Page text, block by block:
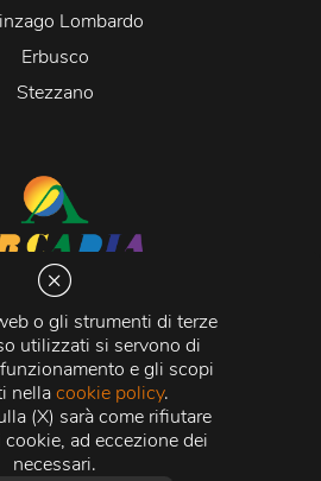
o gli strumenti di terze
utilizzati si servono di
e gli scopi
nellacookie policy.
(X) sarà come rifiutare
ad eccezione dei
necessari.
Lombardo
Erbusco
Stezzano
della Libertà 20066 Melzo (MI)
di Milano n. 1427910
di Milano n. 338392 -
| Capitale Sociale
i.v.
S.r.l. 2026 © Tutti i diritti
riservati.